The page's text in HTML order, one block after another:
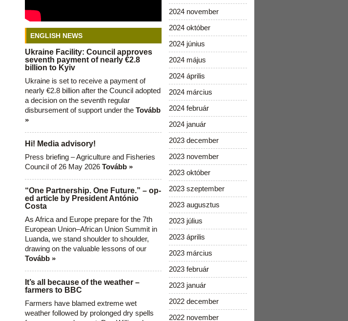
ENGLISH NEWS
Ukraine Facility: Council approves
seventh payment of nearly €2.8
billion to Kyiv
Ukraine is set to receive a payment of
nearly €2.8 billion after the Council adopted
a decision on the seventh regular
disbursement of support under the Tovább
»
Hi! Media advisory!
Press briefing – Agriculture and Fisheries
Council of 26 May 2026 Tovább »
“One Partnership. One Future.” – op-
ed article by President António
Costa
As Africa and Europe prepare for the 7th
European Union–African Union Summit in
Luanda, we stand shoulder to shoulder,
drawing on the valuable lessons of our
Tovább »
It’s all because of the weather –
farmers to BBC
Farmers have blamed extreme wet
weather followed by prolonged dry spells
2024 november
2024 október
2024 június
2024 május
2024 április
2024 március
2024 február
2024 január
2023 december
2023 november
2023 október
2023 szeptember
2023 augusztus
2023 július
2023 április
2023 március
2023 február
2023 január
2022 december
2022 november